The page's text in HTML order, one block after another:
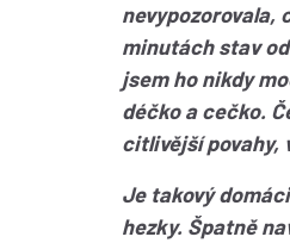
nevypozorovala,
minutách stav
jsem ho nikdy
déčko a cečko.
citlivější povahy,
Je takový
hezky. Špatně